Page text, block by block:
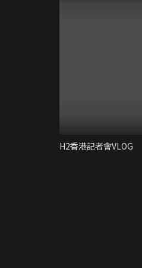
H2香港記者會VLOG